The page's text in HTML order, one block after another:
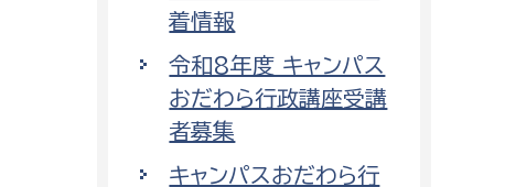
着情報
令和8年度 キャンパス
おだわら行政講座受講
者募集
キャンパスおだわら行